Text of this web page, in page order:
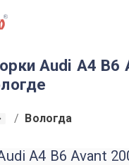
R
Audi A4 B6
/ Вологда
A4 B6 Avant